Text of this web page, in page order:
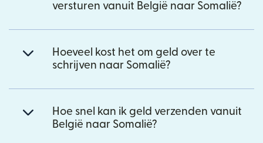
versturen vanuit België naar Somalië?
Hoeveel kost het om geld over te
schrijven naar Somalië?
Hoe snel kan ik geld verzenden vanuit
België naar Somalië?